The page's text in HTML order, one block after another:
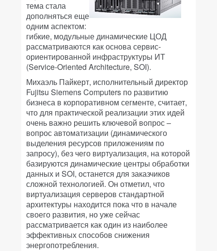
тема стала
дополняться еще
одним аспектом:
гибкие, модульные динамические ЦОД
рассматриваются как основа сервис-
ориентированной инфраструктуры ИТ
(Service-Oriented Architecture, SOI).
Михаэль Пайкерт, исполнительный директор
Fujitsu Siemens Computers по развитию
бизнеса в корпоративном сегменте, считает,
что для практической реализации этих идей
очень важно решить ключевой вопрос –
вопрос автоматизации (динамического
выделения ресурсов приложениям по
запросу), без чего виртуализация, на которой
базируются динамические центры обработки
данных и SOI, останется для заказчиков
сложной технологией. Он отметил, что
виртуализация серверов стандартной
архитектуры находится пока что в начале
своего развития, но уже сейчас
рассматривается как один из наиболее
эффективных способов снижения
энергопотребления.